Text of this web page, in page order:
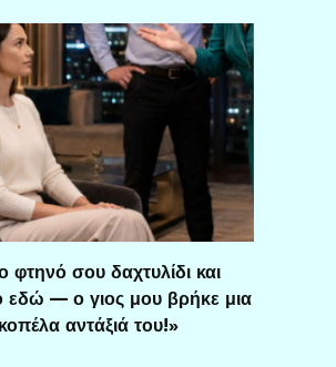
φτηνό σου δαχτυλίδι και
εδώ — ο γιος μου βρήκε μια
αντάξιά του!»